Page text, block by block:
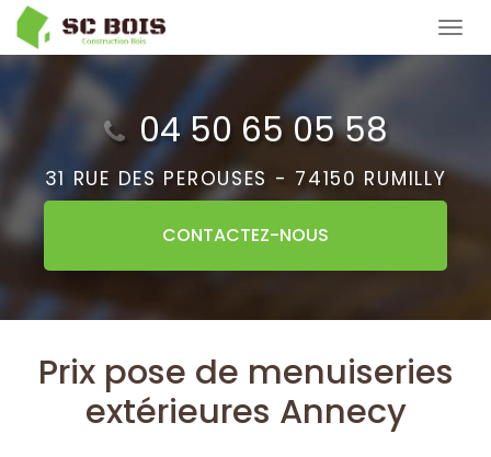
Aller
au
contenu
principal
04 50 65 05 58
31 RUE DES PEROUSES - 74150 RUMILLY
CONTACTEZ-NOUS
Prix pose de menuiseries
extérieures Annecy